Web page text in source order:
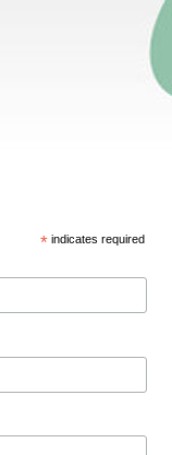
* indicates required